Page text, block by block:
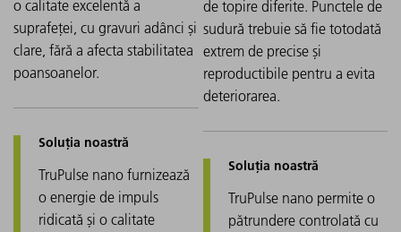
o calitate excelentă a
suprafeței, cu gravuri adânci și
clare, fără a afecta stabilitatea
poansoanelor.
TruPulse nano furnizează
o energie de impuls
ridicată și o calitate
de topire diferite. Punctele de
sudură trebuie să fie totodată
extrem de precise și
reproductibile pentru a evita
deteriorarea.
TruPulse nano permite o
pătrundere controlată cu